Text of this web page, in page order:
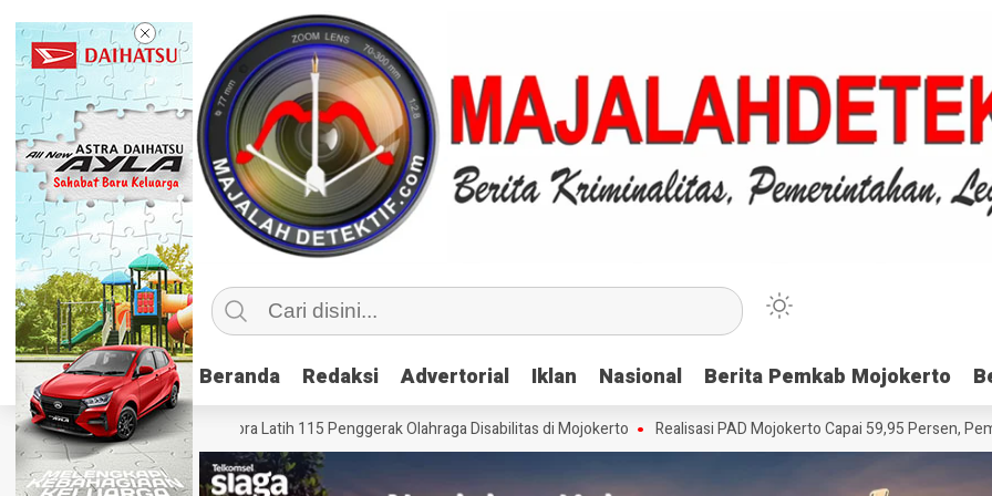
Beranda Redaksi Advertorial Iklan Nasional Berita Pemkab Mojokerto
Beranda Redaksi Advertorial Iklan Nasional Berita Pemkab Mojokerto
Inklusif, Kemenpora Latih 115 Penggerak Olahraga Disabilitas di Mojokerto Realisasi PAD Mojokerto Capai 59,95 Persen, Pemkab